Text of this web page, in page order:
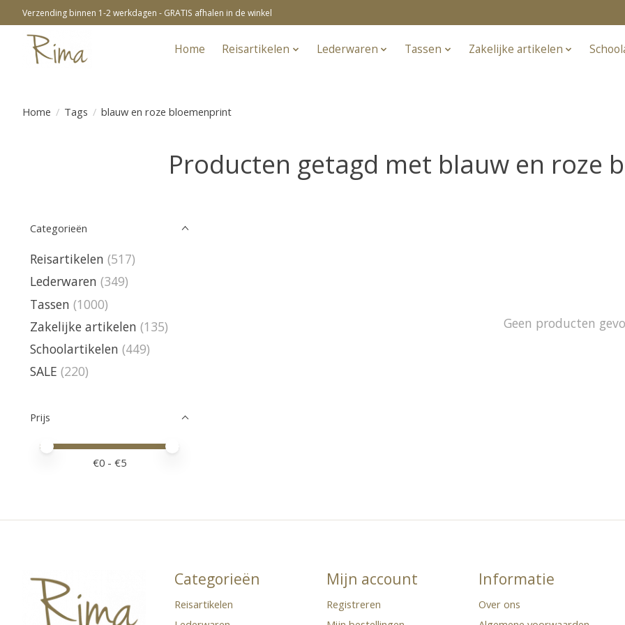
Verzending binnen 1-2 werkdagen - GRATIS afhalen in de winkel
Home Reisartikelen Lederwaren Tassen Zakelijke artikelen
Home / Tags / blauw en roze bloemenprint
Producten getagd met blauw en roze
Categorieën
Reisartikelen (517)
Lederwaren (349)
Tassen (1000)
Zakelijke artikelen (135)
Schoolartikelen (449)
SALE (220)
Prijs
Minimale prijswaarde
Price maximum value
€0 - €5
Geen producten
Categorieën
Reisartikelen
Mijn account
Registreren
Informatie
Over ons